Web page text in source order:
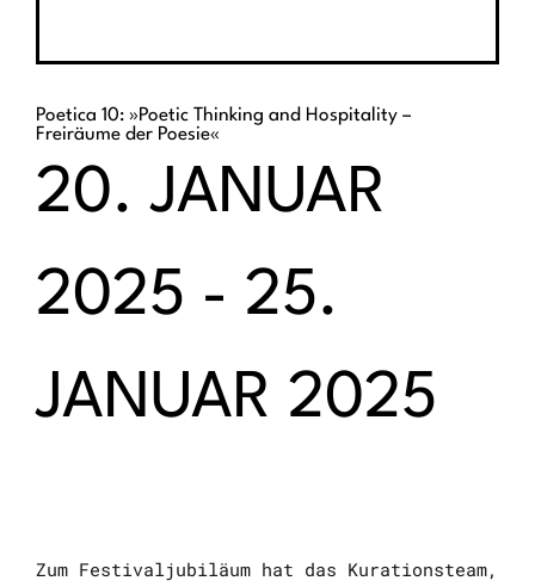
Poetica 10: »Poetic Thinking and Hospitality –
Freiräume der Poesie«
20. JANUAR
2025 - 25.
JANUAR 2025
Zum Festivaljubiläum hat das Kurationsteam,